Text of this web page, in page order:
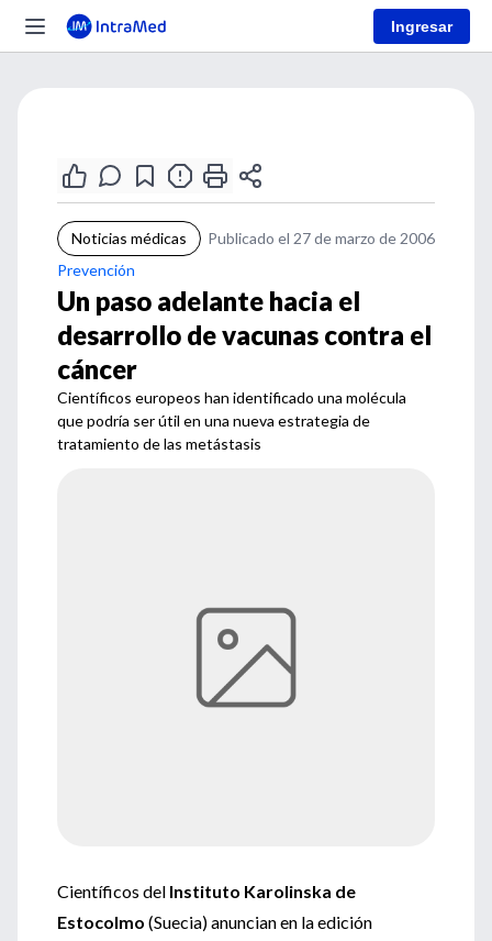
Ingresar
Noticias médicas
Publicado el 27 de marzo de 2006
Prevención
Un paso adelante hacia el
desarrollo de vacunas contra el
cáncer
Científicos europeos han identificado una molécula
que podría ser útil en una nueva estrategia de
tratamiento de las metástasis
Científicos del Instituto Karolinska de
Estocolmo (Suecia) anuncian en la edición